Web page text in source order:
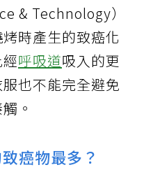
& Technology）
時產生的致癌化
呼吸道吸入的更
也不能完全避免
。
癌物最多？